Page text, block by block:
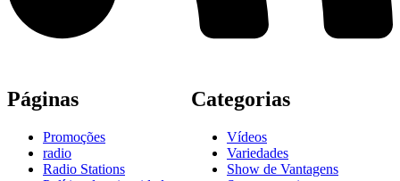
Páginas
Promoções
radio
Radio Stations
Categorias
Vídeos
Variedades
Show de Vantagens